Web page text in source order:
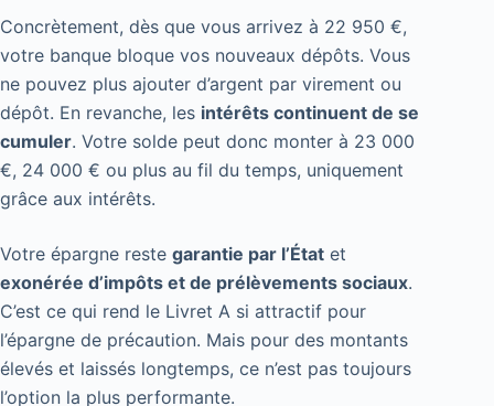
Concrètement, dès que vous arrivez à 22 950 €,
votre banque bloque vos nouveaux dépôts. Vous
ne pouvez plus ajouter d’argent par virement ou
dépôt. En revanche, les intérêts continuent de se
cumuler. Votre solde peut donc monter à 23 000
€, 24 000 € ou plus au fil du temps, uniquement
grâce aux intérêts.
Votre épargne reste garantie par l’État et
exonérée d’impôts et de prélèvements sociaux.
C’est ce qui rend le Livret A si attractif pour
l’épargne de précaution. Mais pour des montants
élevés et laissés longtemps, ce n’est pas toujours
l’option la plus performante.